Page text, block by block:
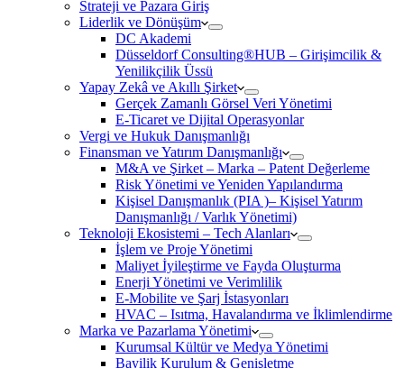
Strateji ve Pazara Giriş
Liderlik ve Dönüşüm
DC Akademi
Düsseldorf Consulting®HUB – Girişimcilik &
Yenilikçilik Üssü
Yapay Zekâ ve Akıllı Şirket
Gerçek Zamanlı Görsel Veri Yönetimi
E-Ticaret ve Dijital Operasyonlar
Vergi ve Hukuk Danışmanlığı
Finansman ve Yatırım Danışmanlığı
M&A ve Şirket – Marka – Patent Değerleme
Risk Yönetimi ve Yeniden Yapılandırma
Kişisel Danışmanlık (PIA )– Kişisel Yatırım
Danışmanlığı / Varlık Yönetimi)
Teknoloji Ekosistemi – Tech Alanları
İşlem ve Proje Yönetimi
Maliyet İyileştirme ve Fayda Oluşturma
Enerji Yönetimi ve Verimlilik
E-Mobilite ve Şarj İstasyonları
HVAC – Isıtma, Havalandırma ve İklimlendirme
Marka ve Pazarlama Yönetimi
Kurumsal Kültür ve Medya Yönetimi
Bayilik Kurulum & Genişletme